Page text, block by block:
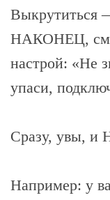
Выкрутиться
НАКОНЕЦ,
настрой: «Не
упаси,
Сразу, увы,
Например: у